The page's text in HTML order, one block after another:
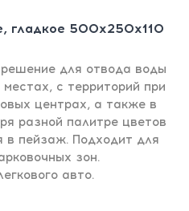
гладкое 500х250х110
для отвода воды
с территорий при
центрах, а также в
разной палитре цветов
в пейзаж. Подходит для
зон.
авто.